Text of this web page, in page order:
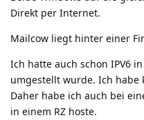
Direkt per Internet.
Mailcow liegt hinter einer
Ich hatte auch schon IPV6
umgestellt wurde. Ich habe
Daher habe ich auch bei
in einem RZ hoste.